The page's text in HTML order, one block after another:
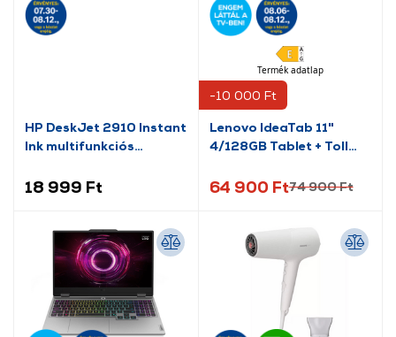
HP DeskJet 2910 Instant
Ink multifunkciós
18 999 Ft
-10 000 Ft
Termék adatlap
Lenovo IdeaTab 11"
4/128GB Tablet + Toll
64 900 Ft74 900 Ft